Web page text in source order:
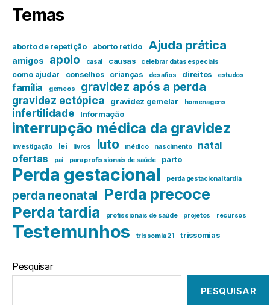
Temas
aborto de repetição aborto retido Ajuda prática
amigos apoio casal causas celebrar datas especiais
como ajudar conselhos crianças desafios direitos estudos
família gemeos gravidez após a perda
gravidez ectópica gravidez gemelar homenagens
infertilidade Informação
interrupção médica da gravidez
investigação lei livros luto médico nascimento natal
ofertas pai para profissionais de saúde parto
Perda gestacional perda gestacional tardia
perda neonatal Perda precoce
Perda tardia
profissionais de saúde projetos recursos
Testemunhos trissomia 21 trissomias
Pesquisar
PESQUISAR